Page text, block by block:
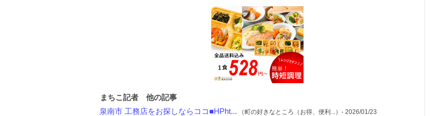
まちこ記者 他の記事
泉南市 工務店をお探しならココ■HPht... （町の好きなところ（お得、便利...）- 2026/01/23